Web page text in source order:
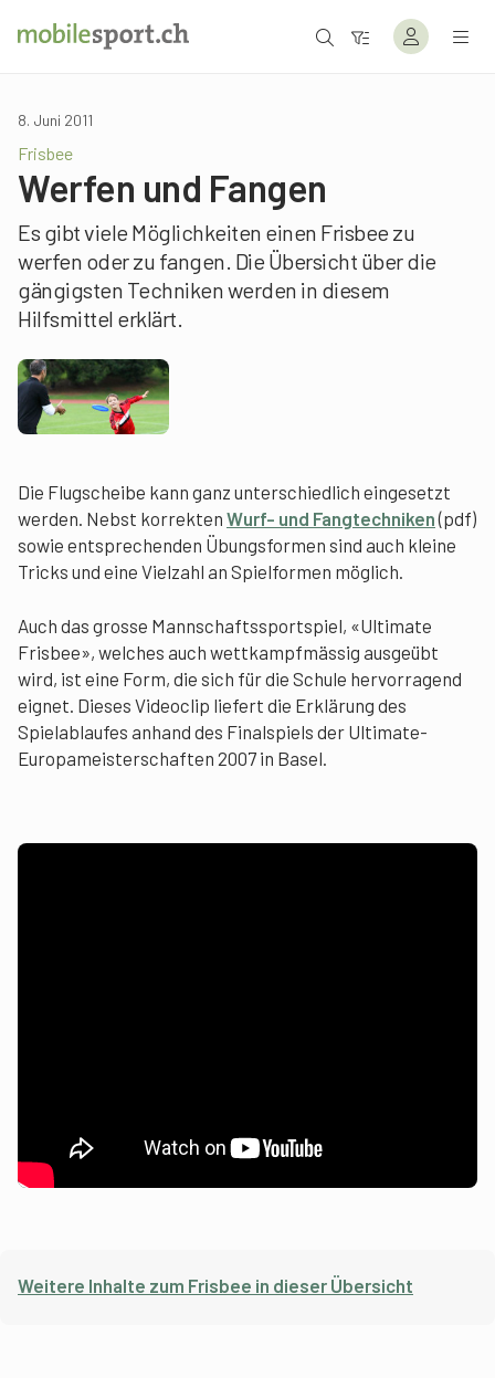
8. Juni 2011
Frisbee
Werfen und Fangen
Es gibt viele Möglichkeiten einen Frisbee zu
werfen oder zu fangen. Die Übersicht über die
gängigsten Techniken werden in diesem
Hilfsmittel erklärt.
Die Flugscheibe kann ganz unterschiedlich eingesetzt
werden. Nebst korrekten Wurf- und Fangtechniken(pdf)
sowie entsprechenden Übungsformen sind auch kleine
Tricks und eine Vielzahl an Spielformen möglich.
Auch das grosse Mannschaftssportspiel, «Ultimate
Frisbee», welches auch wettkampfmässig ausgeübt
wird, ist eine Form, die sich für die Schule hervorragend
eignet. Dieses Videoclip liefert die Erklärung des
Spielablaufes anhand des Finalspiels der Ultimate-
Europameisterschaften 2007 in Basel.
Weitere Inhalte zum Frisbee in dieser Übersicht